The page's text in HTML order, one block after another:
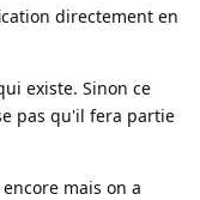
directement en
existe. Sinon ce
pas qu'il fera partie
mais on a